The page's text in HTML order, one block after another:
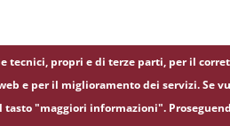
tecnici, propri e di terze parti, per il
e per il miglioramento dei servizi. Se
tasto "maggiori informazioni".